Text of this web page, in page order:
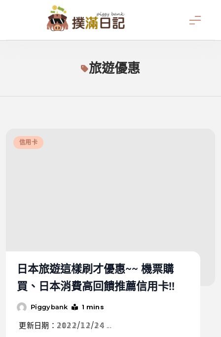
撲滿日記
旅遊優惠
信用卡
日本旅遊這樣刷才優惠~~ 機票購
買、日本消費高回饋推薦信用卡!!
Piggybank 1 mins
更新日期：𝟚𝟘𝟚𝟚/𝟙𝟚/𝟚𝟜 ...